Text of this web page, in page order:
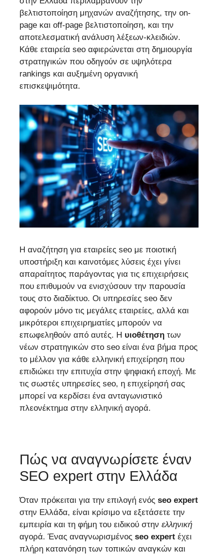
βελτιστοποίηση μηχανών αναζήτησης, την on-
page και off-page βελτιστοποίηση, και την
αποτελεσματική ανάλυση λέξεων-κλειδιών.
Κάθε εταιρεία seo αφιερώνεται στη δημιουργία
στρατηγικών που οδηγούν σε υψηλότερα
rankings και αυξημένη οργανική
επισκεψιμότητα.
Η αναζήτηση για εταιρείες seo με ποιοτική
υποστήριξη και καινοτόμες λύσεις έχει γίνει
απαραίτητος παράγοντας για τις επιχειρήσεις
που επιθυμούν να ενισχύσουν την παρουσία
τους στο διαδίκτυο. Οι υπηρεσίες seo δεν
αφορούν μόνο τις μεγάλες εταιρείες, αλλά και
μικρότεροι επιχειρηματίες μπορούν να
επωφεληθούν από αυτές. Η υιοθέτηση των
νέων στρατηγικών στο seo είναι ένα βήμα προς
το μέλλον για κάθε ελληνική επιχείρηση που
επιδιώκει την επιτυχία στην ψηφιακή εποχή. Με
τις σωστές υπηρεσίες seo, η επιχείρησή σας
μπορεί να κερδίσει ένα ανταγωνιστικό
πλεονέκτημα στην ελληνική αγορά.
Πώς να αναγνωρίσετε έναν
SEO expert στην Ελλάδα
Όταν πρόκειται για την επιλογή ενός seo expert
στην Ελλάδα, είναι κρίσιμο να εξετάσετε την
εμπειρία και τη φήμη του ειδικού στην ελληνική
αγορά. Ένας αναγνωρισμένος seo expert έχει
πλήρη κατανόηση των τοπικών αναγκών και